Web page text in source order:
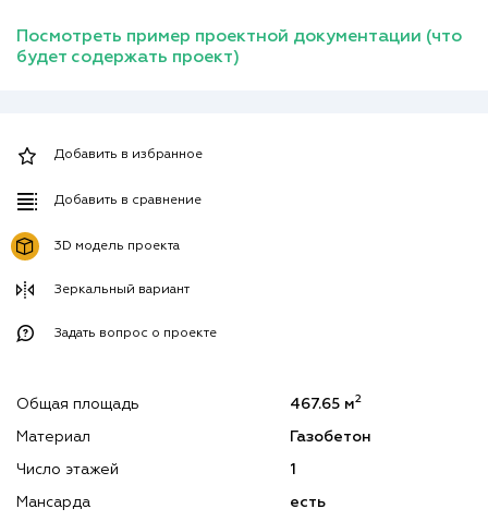
Посмотреть пример проектной документации (что
будет содержать проект)
Добавить в избранное
Добавить в сравнение
3D модель проекта
Зеркальный вариант
Задать вопрос о проекте
Общая площадь 467.65 м2
Материал Газобетон
Число этажей 1
Мансарда есть